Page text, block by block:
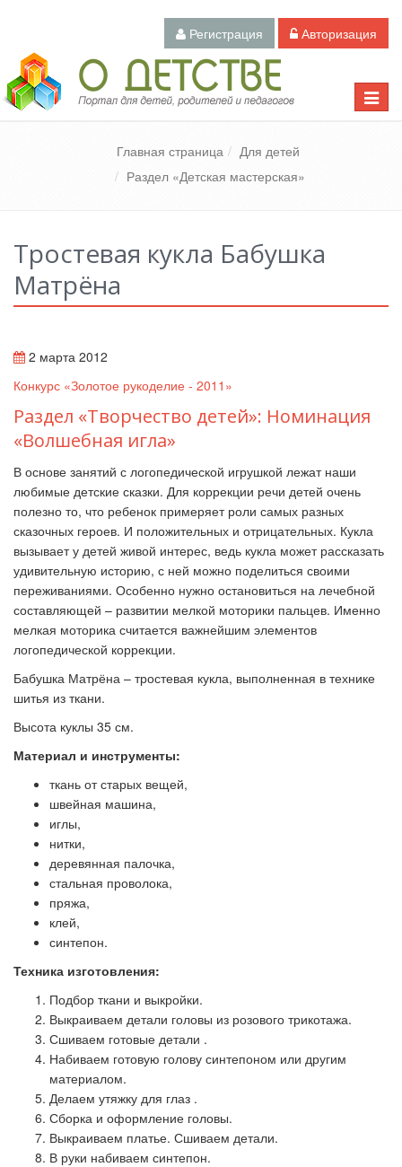
Регистрация Авторизация
Toggle
Педагогический портал «О детстве»
Главная страница
Для детей
Раздел «Детская мастерская»
Тростевая кукла Бабушка
Матрёна
2 марта 2012
Конкурс «Золотое рукоделие - 2011»
Раздел «Творчество детей»: Номинация
«Волшебная игла»
В основе занятий с логопедической игрушкой лежат наши
любимые детские сказки. Для коррекции речи детей очень
полезно то, что ребенок примеряет роли самых разных
сказочных героев. И положительных и отрицательных. Кукла
вызывает у детей живой интерес, ведь кукла может рассказать
удивительную историю, с ней можно поделиться своими
переживаниями. Особенно нужно остановиться на лечебной
составляющей – развитии мелкой моторики пальцев. Именно
мелкая моторика считается важнейшим элементов
логопедической коррекции.
Бабушка Матрёна – тростевая кукла, выполненная в технике
шитья из ткани.
Высота куклы 35 см.
Материал и инструменты:
ткань от старых вещей,
швейная машина,
иглы,
нитки,
деревянная палочка,
стальная проволока,
пряжа,
клей,
синтепон.
Техника изготовления:
Подбор ткани и выкройки.
Выкраиваем детали головы из розового трикотажа.
Сшиваем готовые детали .
Набиваем готовую голову синтепоном или другим
материалом.
Делаем утяжку для глаз .
Сборка и оформление головы.
Выкраиваем платье. Сшиваем детали.
В руки набиваем синтепон.